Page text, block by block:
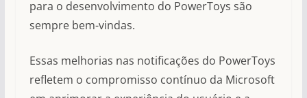
para o desenvolvimento do PowerToys são
sempre bem-vindas.
Essas melhorias nas notificações do PowerToys
refletem o compromisso contínuo da Microsoft